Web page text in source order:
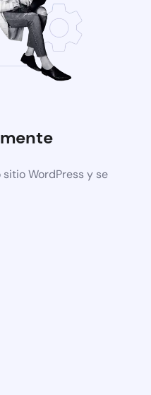
WordPress y se